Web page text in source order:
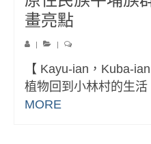
畫亮點
| |
【 Kayu-ian，Kuba-
植物回到小林村的生
MORE